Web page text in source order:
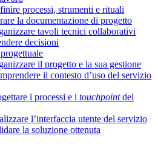
processi, strumenti e rituali
la documentazione di progetto
tavoli tecnici collaborativi
decisioni
il progetto e la sua gestione
il contesto d’uso del servizio
i processi e i touchpointdel
l’interfaccia utente del servizio
la soluzione ottenuta